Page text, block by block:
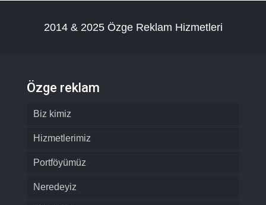
2014 & 2025 Özge Reklam Hizmetleri
Özge reklam
Biz kimiz
Hizmetlerimiz
Portföyümüz
Neredeyiz